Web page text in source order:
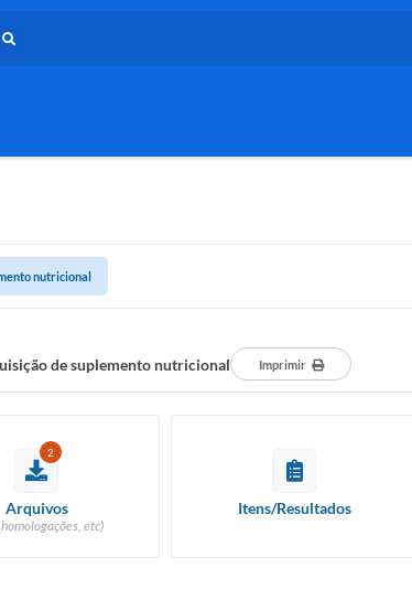
nutricional
de suplemento nutricional Imprimir
2
Arquivos
etc)
Itens/Resultados